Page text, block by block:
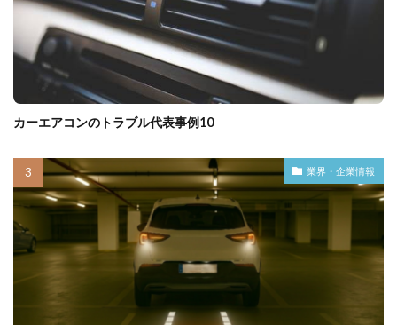
カーエアコンのトラブル代表事例10
業界・企業情報